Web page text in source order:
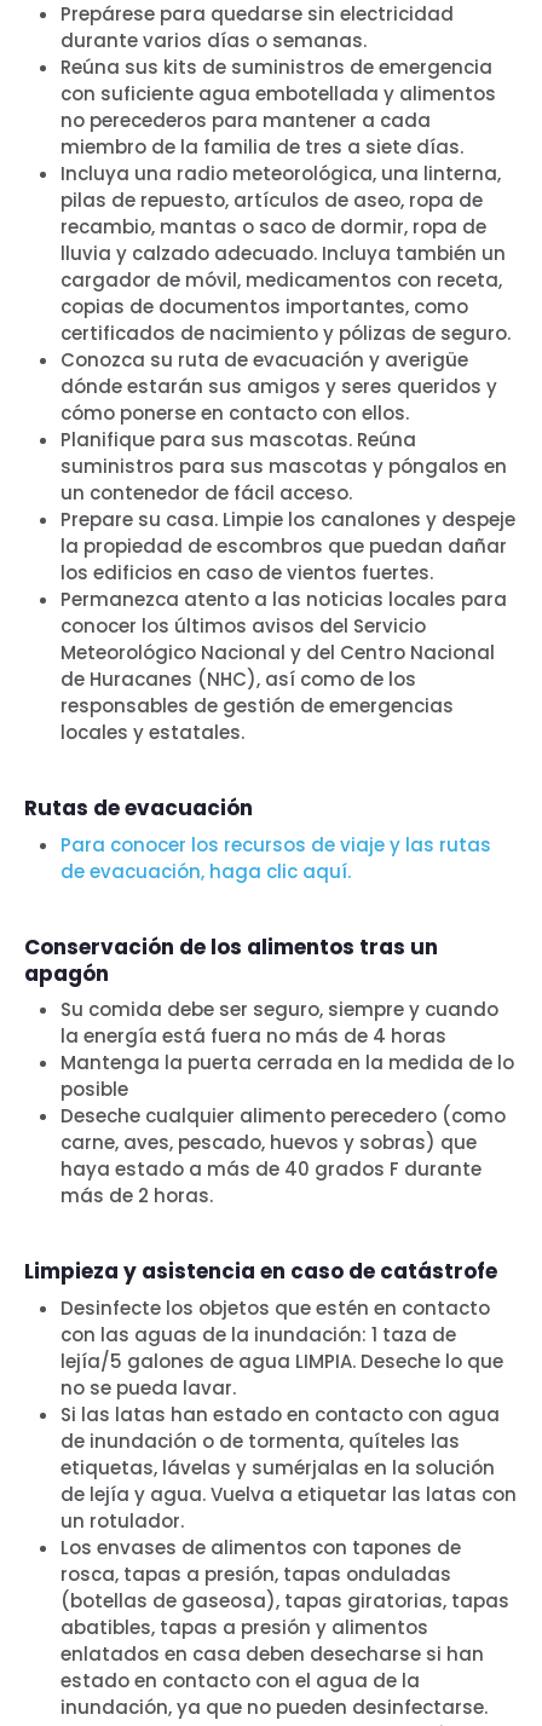
Prepárese para quedarse sin electricidad
durante varios días o semanas.
Reúna sus kits de suministros de emergencia
con suficiente agua embotellada y alimentos
no perecederos para mantener a cada
miembro de la familia de tres a siete días.
Incluya una radio meteorológica, una linterna,
pilas de repuesto, artículos de aseo, ropa de
recambio, mantas o saco de dormir, ropa de
lluvia y calzado adecuado. Incluya también un
cargador de móvil, medicamentos con receta,
copias de documentos importantes, como
certificados de nacimiento y pólizas de seguro.
Conozca su ruta de evacuación y averigüe
dónde estarán sus amigos y seres queridos y
cómo ponerse en contacto con ellos.
Planifique para sus mascotas. Reúna
suministros para sus mascotas y póngalos en
un contenedor de fácil acceso.
Prepare su casa. Limpie los canalones y despeje
la propiedad de escombros que puedan dañar
los edificios en caso de vientos fuertes.
Permanezca atento a las noticias locales para
conocer los últimos avisos del Servicio
Meteorológico Nacional y del Centro Nacional
de Huracanes (NHC), así como de los
responsables de gestión de emergencias
locales y estatales.
Rutas de evacuación
Para conocer los recursos de viaje y las rutas
de evacuación, haga clic aquí.
Conservación de los alimentos tras un
apagón
Su comida debe ser seguro, siempre y cuando
la energía está fuera no más de 4 horas
Mantenga la puerta cerrada en la medida de lo
posible
Deseche cualquier alimento perecedero (como
carne, aves, pescado, huevos y sobras) que
haya estado a más de 40 grados F durante
más de 2 horas.
Limpieza y asistencia en caso de catástrofe
Desinfecte los objetos que estén en contacto
con las aguas de la inundación: 1 taza de
lejía/5 galones de agua LIMPIA. Deseche lo que
no se pueda lavar.
Si las latas han estado en contacto con agua
de inundación o de tormenta, quíteles las
etiquetas, lávelas y sumérjalas en la solución
de lejía y agua. Vuelva a etiquetar las latas con
un rotulador.
Los envases de alimentos con tapones de
rosca, tapas a presión, tapas onduladas
(botellas de gaseosa), tapas giratorias, tapas
abatibles, tapas a presión y alimentos
enlatados en casa deben desecharse si han
estado en contacto con el agua de la
inundación, ya que no pueden desinfectarse.